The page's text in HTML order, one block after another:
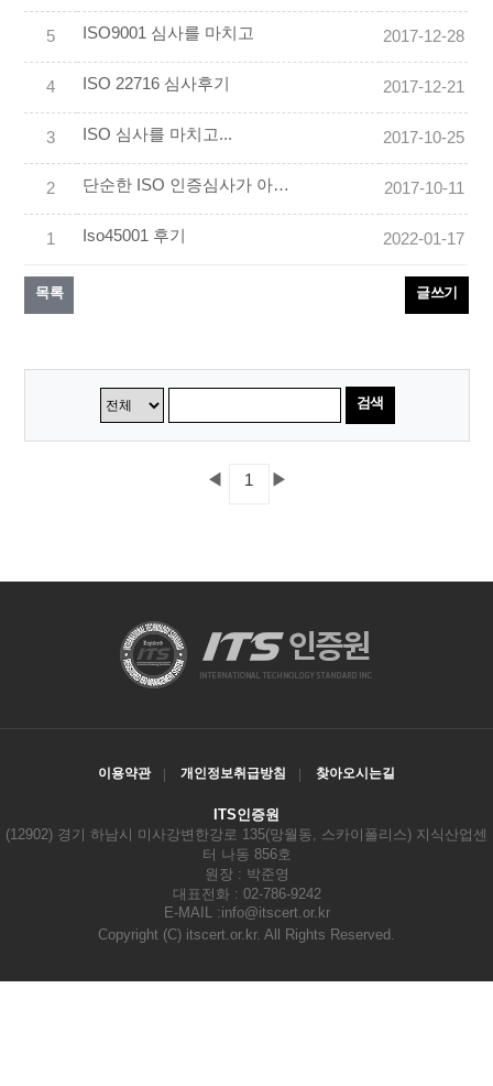
5 ISO9001 심사를 마치고 2017-12-28
4 ISO 22716 심사후기 2017-12-21
3 ISO 심사를 마치고... 2017-10-25
2 단순한 ISO 인증심사가 아니라 알찬 시간이었습니다 2017-10-11
1 Iso45001 후기 2022-01-17
목록 글쓰기
검색
◀ 1 ▶
이용약관 개인정보취급방침 찾아오시는길
ITS인증원
(12902) 경기 하남시 미사강변한강로 135(망월동, 스카이폴리스) 지식산업센
터 나동 856호
원장 : 박준영
대표전화 : 02-786-9242
E-MAIL :info@itscert.or.kr
Copyright (C) itscert.or.kr. All Rights Reserved.